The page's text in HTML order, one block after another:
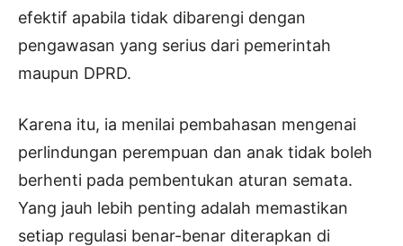
efektif apabila tidak dibarengi dengan
pengawasan yang serius dari pemerintah
maupun DPRD.
Karena itu, ia menilai pembahasan mengenai
perlindungan perempuan dan anak tidak boleh
berhenti pada pembentukan aturan semata.
Yang jauh lebih penting adalah memastikan
setiap regulasi benar-benar diterapkan di